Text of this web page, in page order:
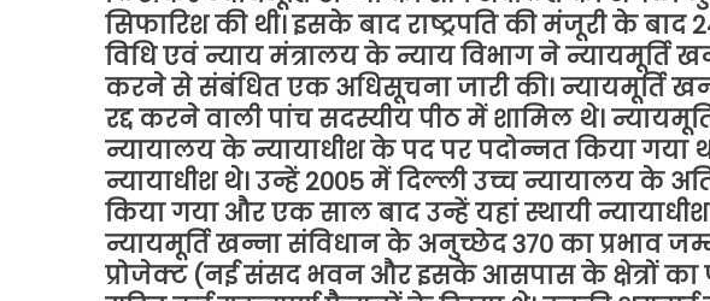
सिफारिश की थी। इसके बाद राष्ट्रपति की मंजूरी के
विधि एवं न्याय मंत्रालय के न्याय विभाग ने न्यायमूर्ति
करने से संबंधित एक अधिसूचना जारी की। न्यायमूर्ति
रद्द करने वाली पांच सदस्यीय पीठ में शामिल थे।
न्यायालय के न्यायाधीश के पद पर पदोन्नत किया गया
न्यायाधीश थे। उन्हें 2005 में दिल्ली उच्च न्यायालय के
किया गया और एक साल बाद उन्हें यहां स्थायी
न्यायमूर्ति खन्ना संविधान के अनुच्छेद 370 का प्रभाव
प्रोजेक्ट (नई संसद भवन और इसके आसपास के क्षेत्रों का